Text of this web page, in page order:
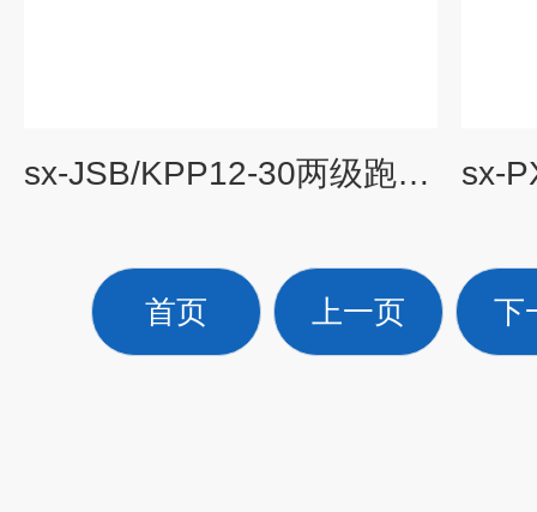
sx-JSB/KPP12-30两级跑偏开关JSB/KPP12-30
首页 上一页 下